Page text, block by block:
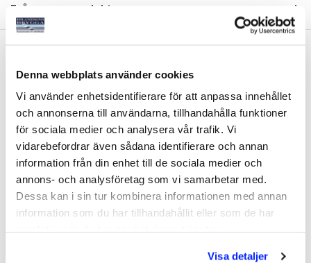
Denna webbplats använder cookies
Vi använder enhetsidentifierare för att anpassa innehållet
och annonserna till användarna, tillhandahålla funktioner
för sociala medier och analysera vår trafik. Vi
vidarebefordrar även sådana identifierare och annan
information från din enhet till de sociala medier och
annons- och analysföretag som vi samarbetar med.
Dessa kan i sin tur kombinera informationen med annan
information som du har tillhandahållit eller som de har
Visa detaljer
Fråga om produkt
Liknande produkter
-17% -17%
DRICKSGLAS MARC